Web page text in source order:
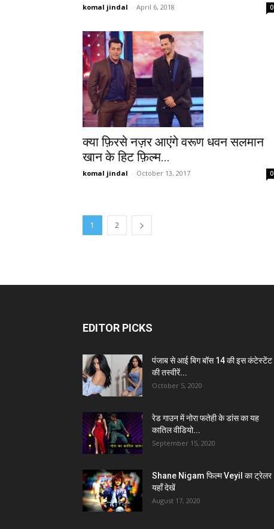
komal jindal - April 6, 2018 0
क्या फ़िरसे नज़र आएंगे वरूण धवन सलमान
खान के हिट फ़िल्म...
komal jindal - October 13, 2017 0
1 2
EDITOR PICKS
पंजाब से आई बिग बॉस 14 की इस कंटेस्टेंट
की तस्वीरें...
October 5, 2020
रेड गाउन में नोरा फतेही के डांस का यह
कातिल वीडियो...
September 15, 2020
Shane Nigam फिल्म Veyil का ट्रेलर
यहाँ देखें
August 17, 2020